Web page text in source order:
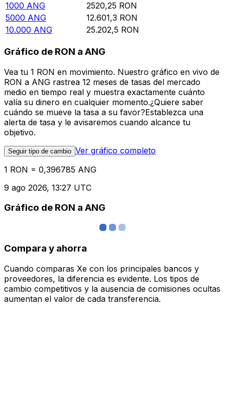
1000 ANG 2520,25 RON
5000 ANG 12.601,3 RON
10.000 ANG 25.202,5 RON
Gráfico de RON a ANG
Vea tu 1 RON en movimiento. Nuestro gráfico en vivo de
RON a ANG rastrea 12 meses de tasas del mercado
medio en tiempo real y muestra exactamente cuánto
valía su dinero en cualquier momento.¿Quiere saber
cuándo se mueve la tasa a su favor?Establezca una
alerta de tasa y le avisaremos cuando alcance tu
objetivo.
Seguir tipo de cambio Ver gráfico completo
1 RON = 0,396785 ANG
9 ago 2026, 13:27 UTC
Gráfico de RON a ANG
Compara y ahorra
Cuando comparas Xe con los principales bancos y
proveedores, la diferencia es evidente. Los tipos de
cambio competitivos y la ausencia de comisiones ocultas
aumentan el valor de cada transferencia.